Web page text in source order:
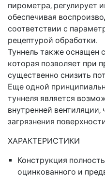
пирометра, регулирует
обеспечивая
соответствии с
рецептурой обработки.
Туннель также оснащен
которая позволяет при
существенно снизить
Еще одной
туннеля является
внутренней вентиляции,
загрязнения
ХАРАКТЕРИСТИКИ
Конструкция
оцинкованного и